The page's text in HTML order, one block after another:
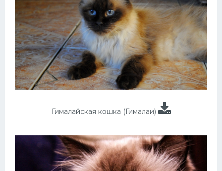
Гималайская кошка (Гималаи)